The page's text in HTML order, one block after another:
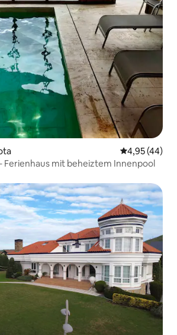
4,95 (44)
Ferienhaus mit beheiztem Innenpool